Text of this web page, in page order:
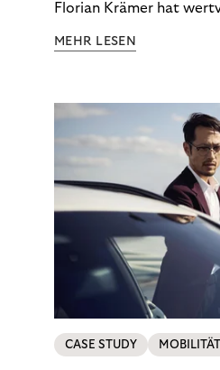
Florian Krämer hat
möchten.
MEHR LESEN
CASE STUDY MOBILITÄT